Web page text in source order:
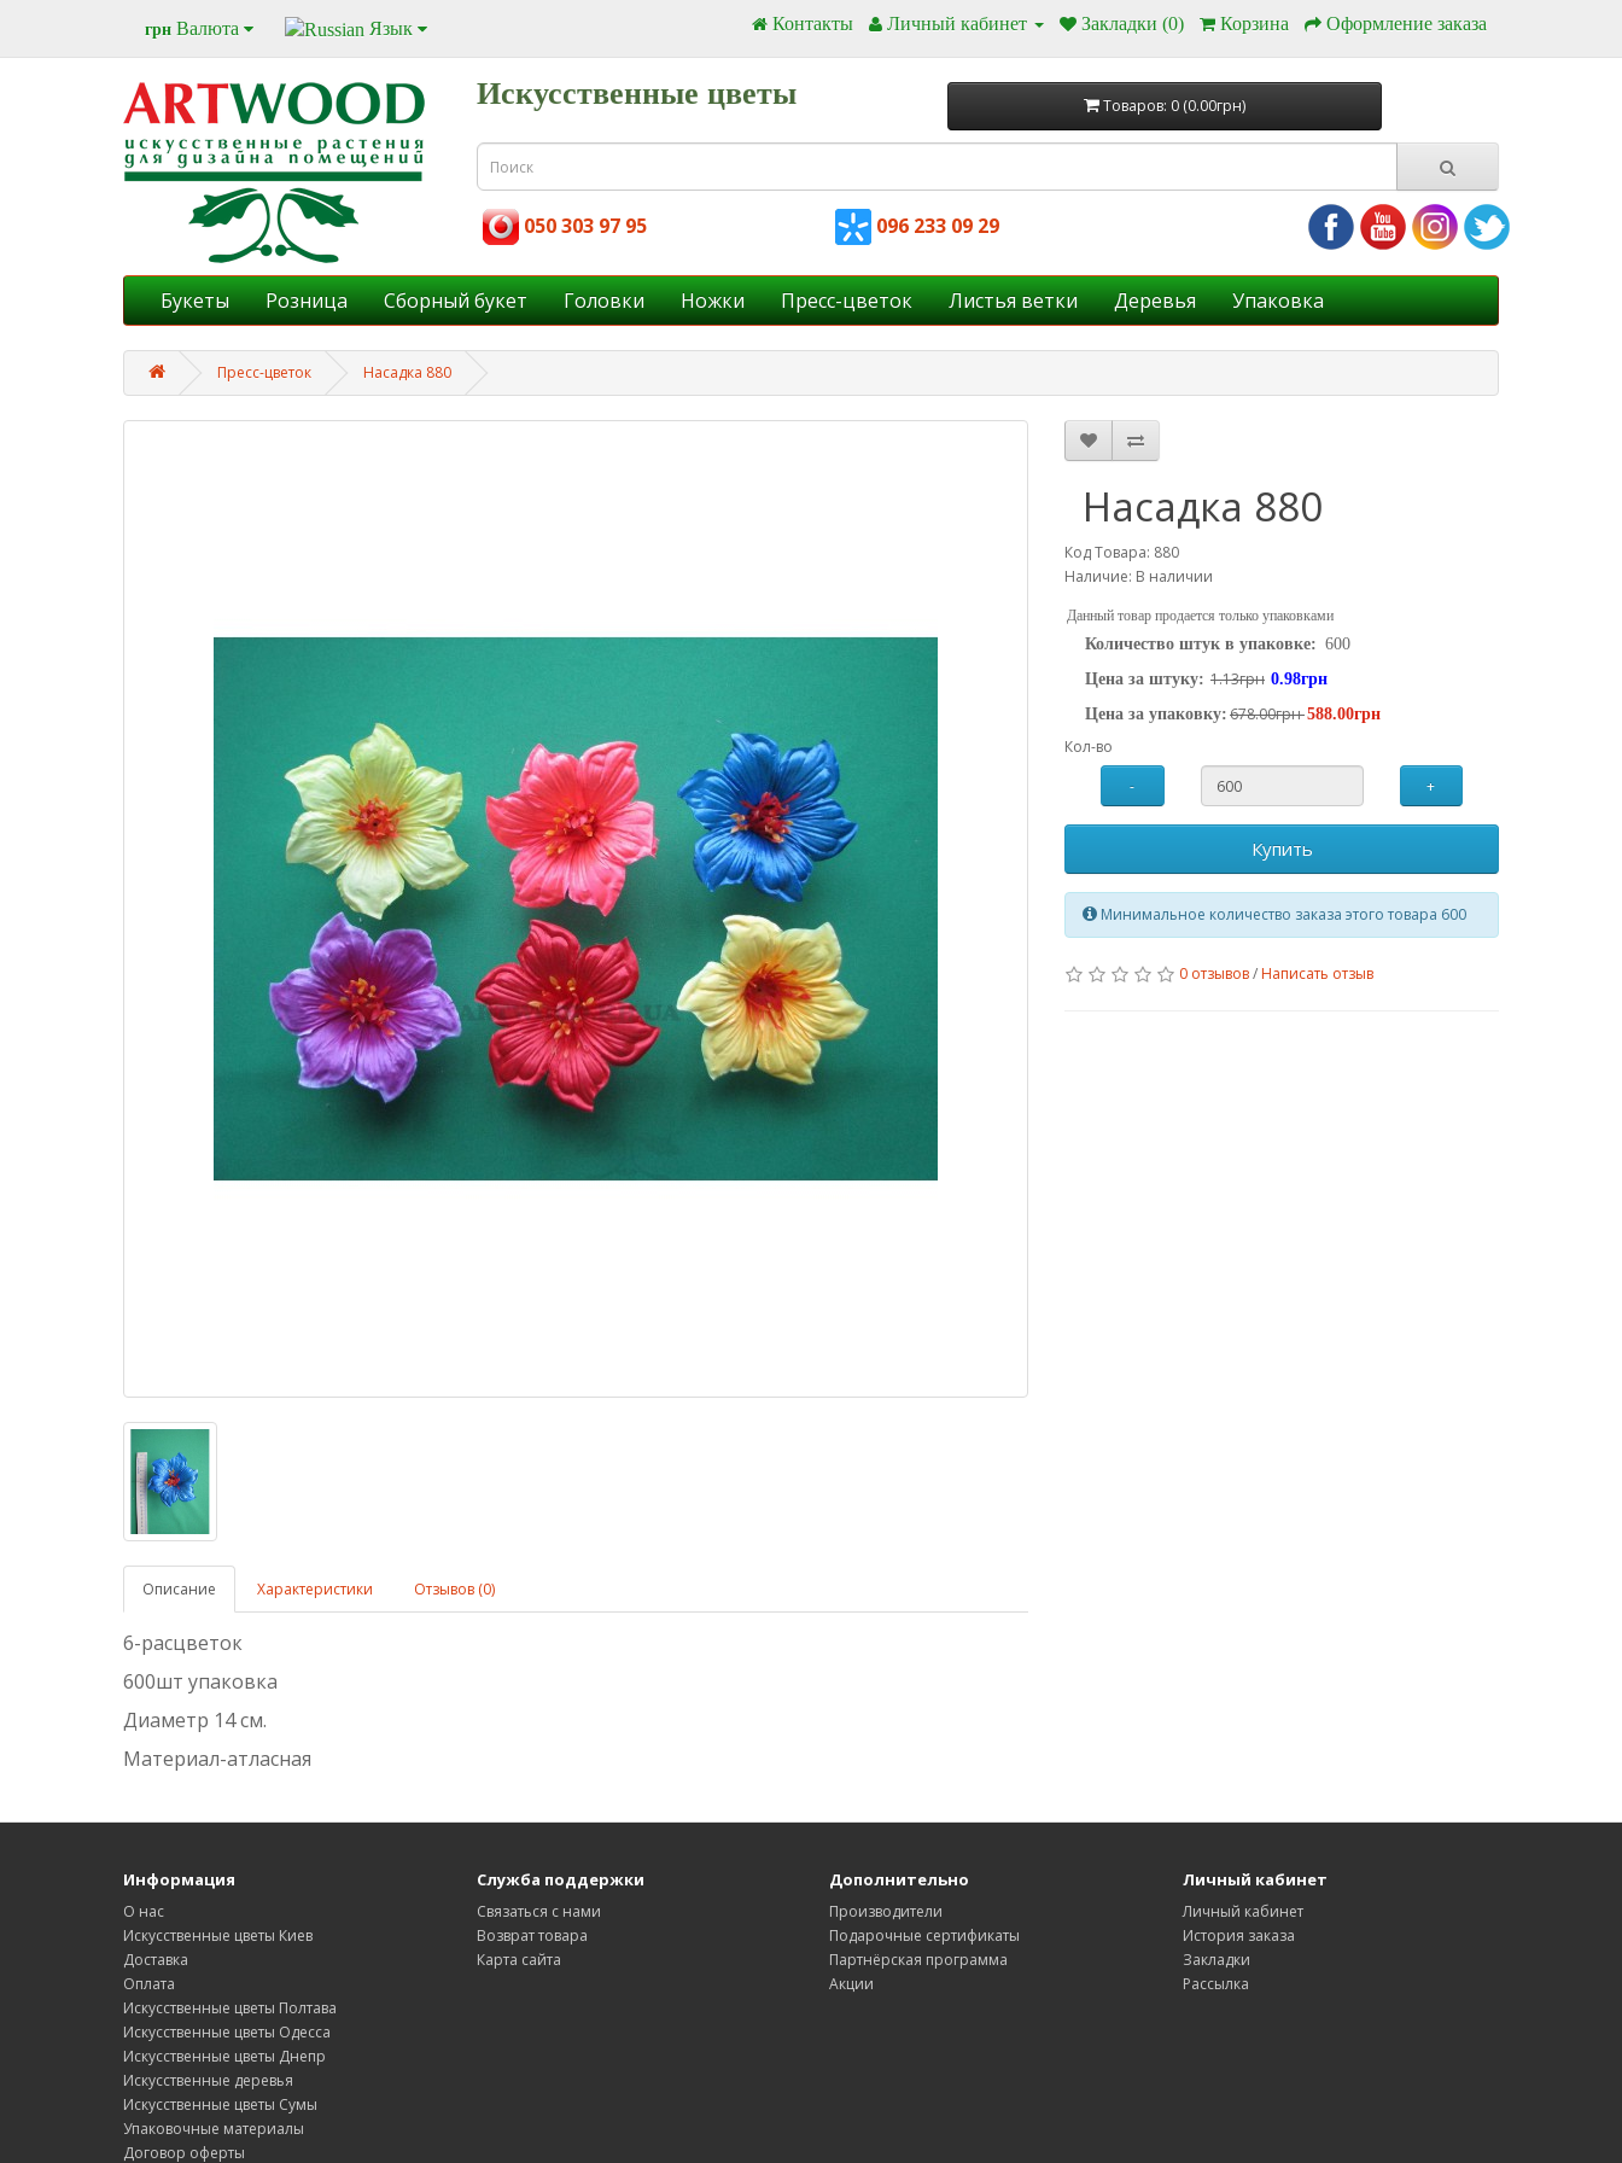
грн Валюта Язык Контакты Личный кабинет Закладки (0) Корзина Оформление заказа
Искусственные цветы Товаров: 0 (0.00грн)
050 303 97 95 096 233 09 29
Букеты Розница Cборный букет Головки Ножки Пресс-цветок Листья ветки Деревья Упаковка
Пресс-цветок Насадка 880
Описание Характеристики Отзывов (0)
6-расцветок
600шт упаковка
Диаметр 14 см.
Материал-атласная
Насадка 880
Код Товара: 880
Наличие: В наличии
Данный товар продается только упаковками
Количество штук в упаковке: 600
Цена за штуку: 1.13грн 0.98грн
Цена за упаковку: 678.00грн588.00грн
Кол-во
-
+
Купить
Минимальное количество заказа этого товара 600
0 отзывов/ Написать отзыв
Информация
О нас
Искусственные цветы Киев
Доставка
Оплата
Искусственные цветы Полтава
Искусственные цветы Одесса
Искусственные цветы Днепр
Искусственные деревья
Искусственные цветы Сумы
Упаковочные материалы
Договор оферты
Служба поддержки
Связаться с нами
Возврат товара
Карта сайта
Дополнительно
Производители
Подарочные сертификаты
Партнёрская программа
Акции
Личный кабинет
Личный кабинет
История заказа
Закладки
Рассылка